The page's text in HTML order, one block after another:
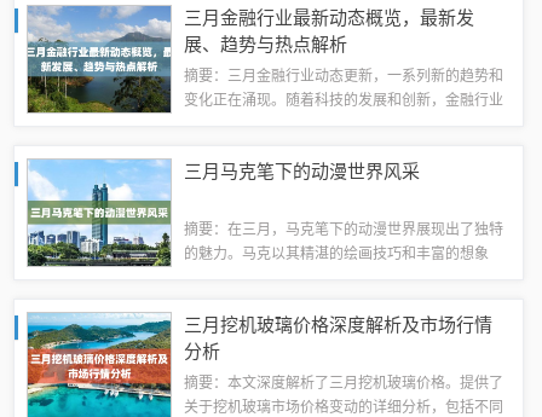
精神，激励着每一个观众追求自己的梦想。这...
三月金融行业最新动态概览，最新发
展、趋势与热点解析
摘要：三月金融行业动态更新，一系列新的趋势和
变化正在涌现。随着科技的发展和创新，金融行业
的调整、市场趋势的预测等。金融行业的创新...
三月马克笔下的动漫世界风采
摘要：在三月，马克笔下的动漫世界展现出了独特
的魅力。马克以其精湛的绘画技巧和丰富的想象
们可以感受到马克对动漫的热爱和独特见解，以...
三月挖机玻璃价格深度解析及市场行情
分析
摘要：本文深度解析了三月挖机玻璃价格。提供了
关于挖机玻璃市场价格变动的详细分析，包括不同